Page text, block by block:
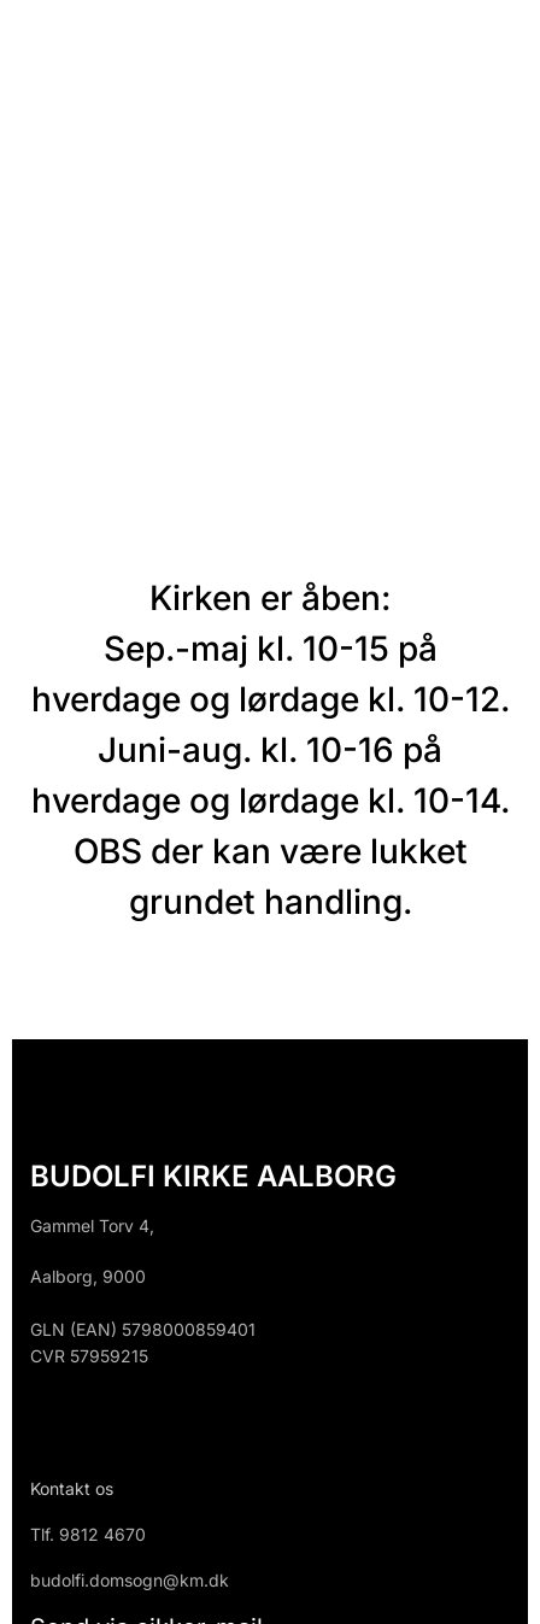
Kirken er åben:
Sep.-maj kl. 10-15 på
hverdage og lørdage kl. 10-12.
Juni-aug. kl. 10-16 på
hverdage og lørdage kl. 10-14.
OBS der kan være lukket
grundet handling.
BUDOLFI KIRKE AALBORG
Gammel Torv 4,
Aalborg, 9000
GLN (EAN) 5798000859401
CVR 57959215
Kontakt os
Tlf. 9812 4670
budolfi.domsogn@km.dk